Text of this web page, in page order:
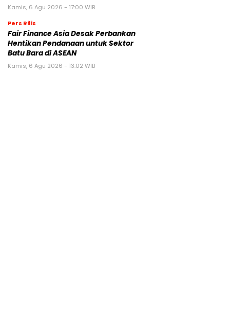
Kamis, 6 Agu 2026 - 17:00 WIB
Pers Rilis
Fair Finance Asia Desak Perbankan
Hentikan Pendanaan untuk Sektor
Batu Bara di ASEAN
Kamis, 6 Agu 2026 - 13:02 WIB